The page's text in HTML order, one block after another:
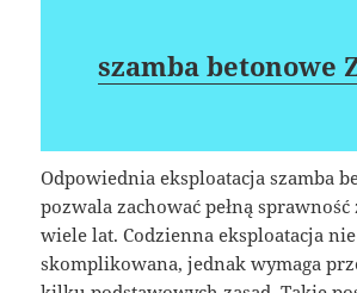
szamba betonowe
Odpowiednia eksploatacja szamba
pozwala zachować pełną
wiele lat. Codzienna eksploatacja
skomplikowana, jednak wymaga